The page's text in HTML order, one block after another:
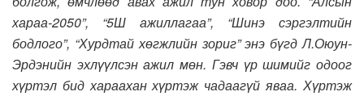
хараа-2050”, “5Ш ажиллагаа”, “Шинэ сэргэлтийн
бодлого”, “Хурдтай хөгжлийн зориг” энэ бүгд Л.Оюун-
Эрдэнийн эхлүүлсэн ажил мөн. Гэвч үр шимийг одоог
хүртэл бид хараахан хүртэж чадаагүй яваа. Хүртэж